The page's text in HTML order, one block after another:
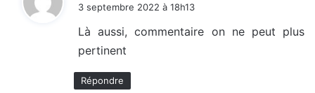
:
3 septembre 2022 à 18h13
Là aussi, commentaire on ne peut plus
pertinent
Répondre